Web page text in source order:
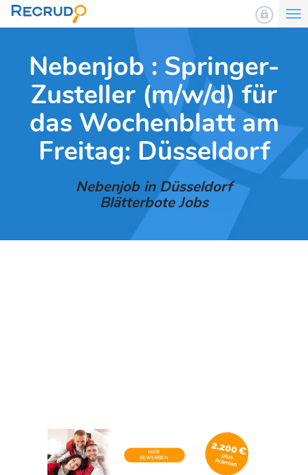
Nebenjob : Springer-
Zusteller (m/w/d) für
das Wochenblatt am
Freitag: Düsseldorf
Nebenjob in Düsseldorf
Blätterbote Jobs